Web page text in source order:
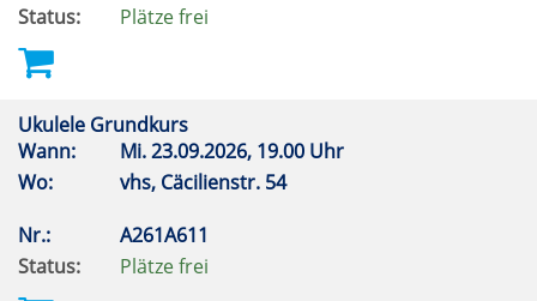
Status:
Plätze frei
Ukulele Grundkurs
Wann:
Mi.23.09.2026, 19.00 Uhr
Wo:
vhs, Cäcilienstr. 54
Nr.:
A261A611
Status:
Plätze frei